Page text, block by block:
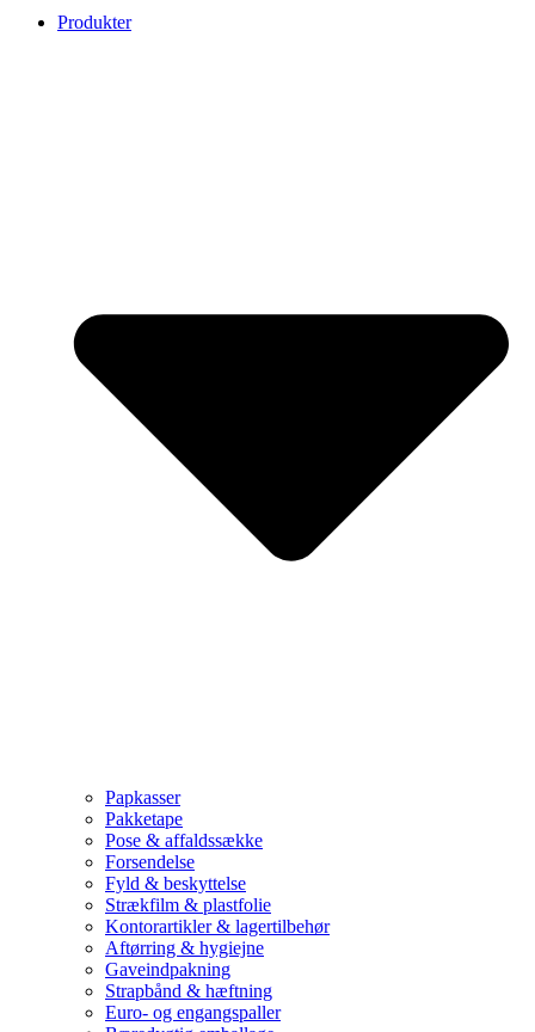
Produkter
Papkasser
Pakketape
Pose & affaldssække
Forsendelse
Fyld & beskyttelse
Strækfilm & plastfolie
Kontorartikler & lagertilbehør
Aftørring & hygiejne
Gaveindpakning
Strapbånd & hæftning
Euro- og engangspaller